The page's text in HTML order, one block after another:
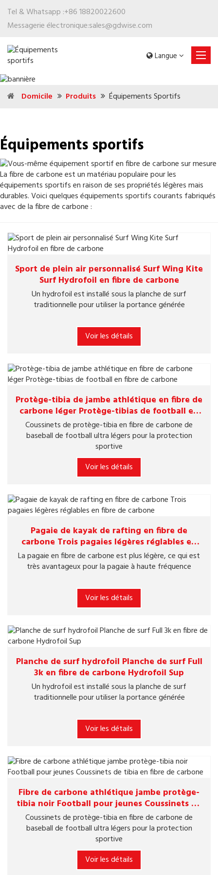
Tel & Whatsapp :+86 18820022600
Messagerie électronique:sales@gdwise.com
Langue
Domicile Produits Équipements Sportifs
Équipements sportifs
La fibre de carbone est un matériau populaire pour les
équipements sportifs en raison de ses propriétés légères mais
durables. Voici quelques équipements sportifs courants fabriqués
avec de la fibre de carbone :
Sport de plein air personnalisé Surf Wing Kite
Surf Hydrofoil en fibre de carbone
Un hydrofoil est installé sous la planche de surf
traditionnelle pour utiliser la portance générée
Voir les détails
Protège-tibia de jambe athlétique en fibre de
carbone léger Protège-tibias de football en
fibre de carbone
Coussinets de protège-tibia en fibre de carbone de
baseball de football ultra légers pour la protection
sportive
Voir les détails
Pagaie de kayak de rafting en fibre de
carbone Trois pagaies légères réglables en
fibre de carbone
La pagaie en fibre de carbone est plus légère, ce qui est
très avantageux pour la pagaie à haute fréquence
Voir les détails
Planche de surf hydrofoil Planche de surf Full
3k en fibre de carbone Hydrofoil Sup
Un hydrofoil est installé sous la planche de surf
traditionnelle pour utiliser la portance générée
Voir les détails
Fibre de carbone athlétique jambe protège-
tibia noir Football pour jeunes Coussinets de
tibia en fibre de carbone
Coussinets de protège-tibia en fibre de carbone de
baseball de football ultra légers pour la protection
sportive
Voir les détails